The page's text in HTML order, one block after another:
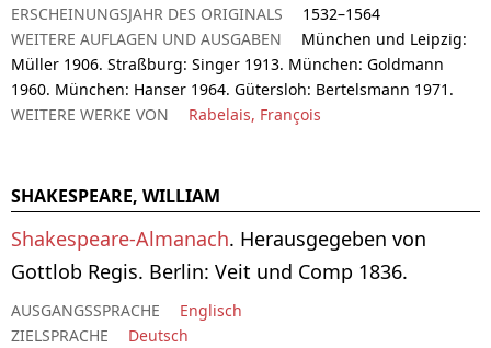
ERSCHEINUNGSJAHR DES ORIGINALS
1532–1564
WEITERE AUFLAGEN UND AUSGABEN
München und Leipzig:
Müller 1906. Straßburg: Singer 1913. München: Goldmann
1960. München: Hanser 1964. Gütersloh: Bertelsmann 1971.
WEITERE WERKE VON
Rabelais, François
SHAKESPEARE, WILLIAM
Shakespeare-Almanach. Herausgegeben von
Gottlob Regis. Berlin: Veit und Comp 1836.
AUSGANGSSPRACHE
Englisch
ZIELSPRACHE
Deutsch